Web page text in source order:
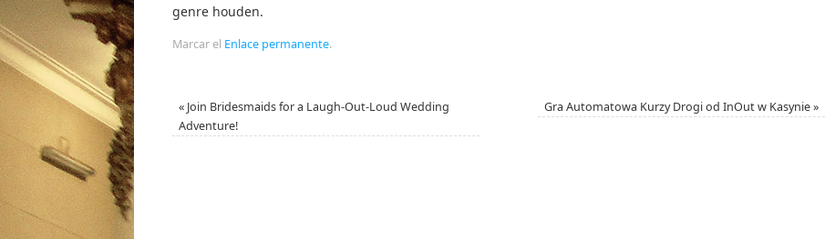
genre houden.
Marcar el Enlace permanente.
« Join Bridesmaids for a Laugh-Out-Loud Wedding
Adventure!
Gra Automatowa Kurzy Drogi od InOut w Kasynie»